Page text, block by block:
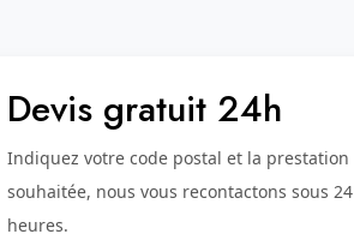
Devis gratuit 24h
Indiquez votre code postal et la prestation
souhaitée, nous vous recontactons sous 24
heures.